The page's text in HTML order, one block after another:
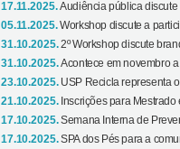
17.11.2025.Audiência pública
05.11.2025.Workshop discute a
31.10.2025.2º Workshop discute
31.10.2025.Acontece em novembro
23.10.2025. USP Recicla representa
21.10.2025. Inscrições para
17.10.2025.Semana Interna de
17.10.2025.SPA dos Pés para a